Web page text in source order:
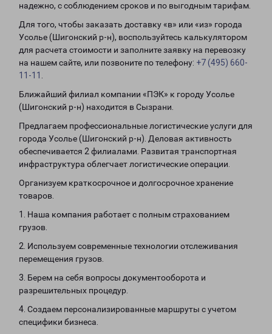
надежно, с соблюдением сроков и по выгодным тарифам.
Для того, чтобы заказать доставку «в» или «из» города
Усолье (Шигонский р-н), воспользуйтесь калькулятором
для расчета стоимости и заполните заявку на перевозку
на нашем сайте, или позвоните по телефону: +7 (495) 660-
11-11
Ближайший филиал компании «ПЭК» к городу Усолье
(Шигонский р-н) находится в Сызрани.
Предлагаем профессиональные логистические услуги для
города Усолье (Шигонский р-н). Деловая активность
обеспечивается 2 филиалами. Развитая транспортная
инфраструктура облегчает логистические операции.
Организуем краткосрочное и долгосрочное хранение
товаров.
1. Наша компания работает с полным страхованием
грузов.
2. Используем современные технологии отслеживания
перемещения грузов.
3. Берем на себя вопросы документооборота и
разрешительных процедур.
4. Создаем персонализированные маршруты с учетом
специфики бизнеса.